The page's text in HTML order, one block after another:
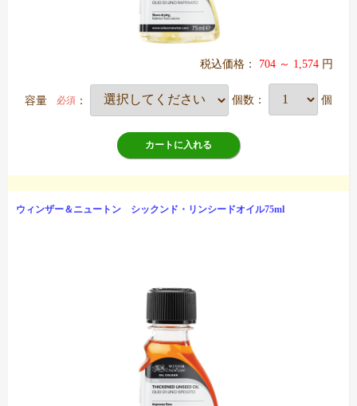
税込価格： 704 ～ 1,574 円
容量 必須 ： 個数： 個
カートに入れる
ウィンザー＆ニュートン シックンド・リンシードオイル75ml